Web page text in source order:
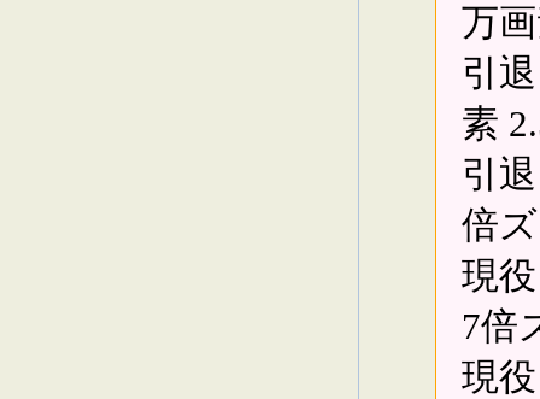
万
引
素
引
倍
現
7倍
現